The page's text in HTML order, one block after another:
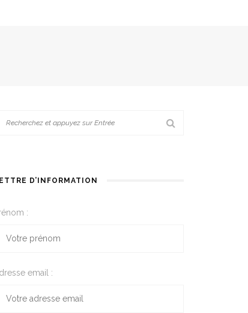
D’INFORMATION
:
email :